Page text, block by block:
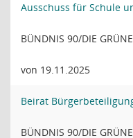
Ausschuss für Schule
BÜNDNIS 90/DIE
von 19.11.2025
Beirat
BÜNDNIS 90/DIE